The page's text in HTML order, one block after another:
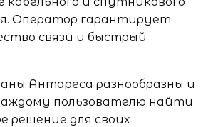
Оператор гарантирует
связи и быстрый
Антареса разнообразны и
пользователю найти
решение для своих